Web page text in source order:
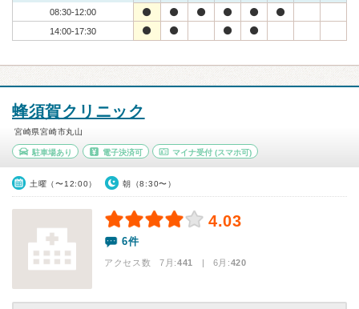
08:30-12:00
14:00-17:30
蜂須賀クリニック
宮崎県宮崎市丸山
駐車場あり 電子決済可 マイナ受付 (スマホ可)
土曜（〜12:00） 朝（8:30〜）
4.03
6件
アクセス数 7月:441 | 6月:420